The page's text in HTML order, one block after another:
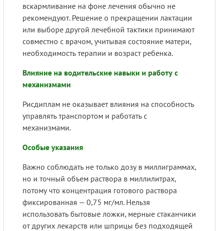
вскармливание на фоне лечения обычно не
рекомендуют. Решение о прекращении лактации
или выборе другой лечебной тактики принимают
совместно с врачом, учитывая состояние матери,
необходимость терапии и возраст ребенка.
Влияние на водительские навыки и работу с
механизмами
Рисдиплам не оказывает влияния на способность
управлять транспортом и работать с
механизмами.
Особые указания
Важно соблюдать не только дозу в миллиграммах,
но и точный объем раствора в миллилитрах,
потому что концентрация готового раствора
фиксированная — 0,75 мг/мл. Нельзя
использовать бытовые ложки, мерные стаканчики
от других лекарств или шприцы без подходящей